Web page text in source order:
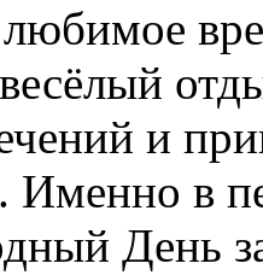
и
Именно в
День